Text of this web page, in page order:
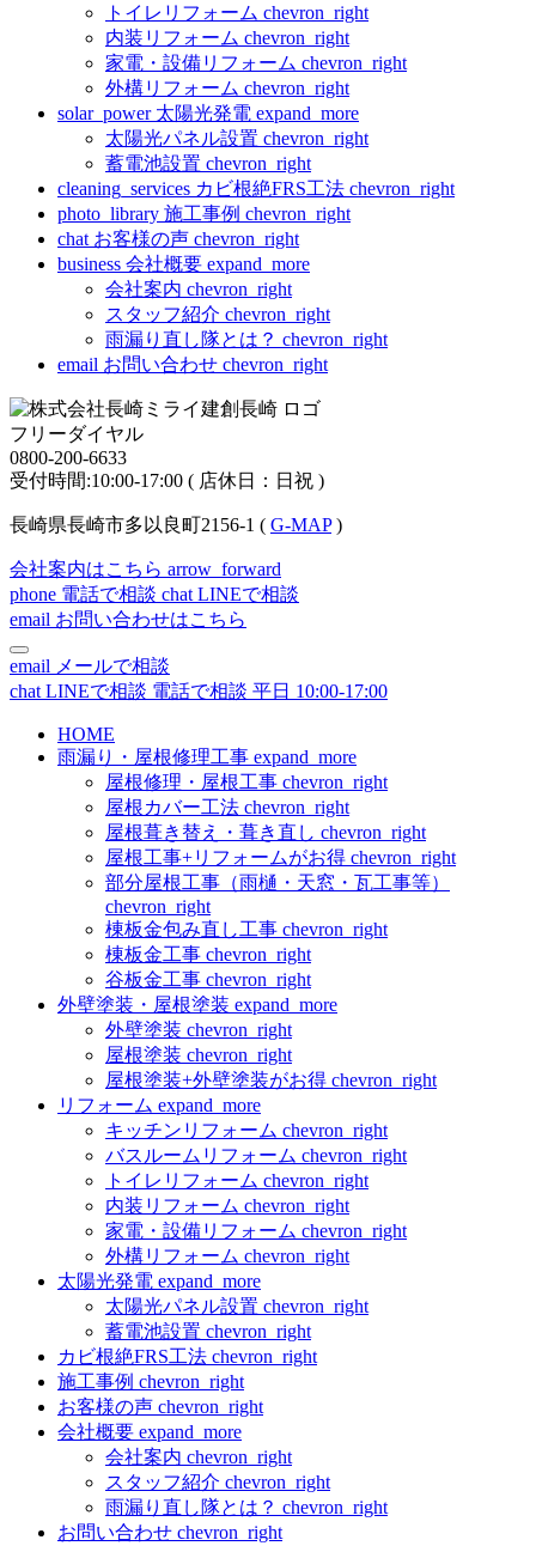
トイレリフォーム chevron_right
内装リフォーム chevron_right
家電・設備リフォーム chevron_right
外構リフォーム chevron_right
solar_power 太陽光発電 expand_more
太陽光パネル設置 chevron_right
蓄電池設置 chevron_right
cleaning_services カビ根絶FRS工法 chevron_right
photo_library 施工事例 chevron_right
chat お客様の声 chevron_right
business 会社概要 expand_more
会社案内 chevron_right
スタッフ紹介 chevron_right
雨漏り直し隊とは？ chevron_right
email お問い合わせ chevron_right
フリーダイヤル
0800-200-6633
受付時間:10:00-17:00 ( 店休日：日祝 )
長崎県長崎市多以良町2156-1 ( G-MAP)
会社案内はこちら arrow_forward
phone 電話で相談 chat LINEで相談
email お問い合わせはこちら
email メールで相談
chat LINEで相談 電話で相談 平日 10:00-17:00
HOME
雨漏り・屋根修理工事 expand_more
屋根修理・屋根工事 chevron_right
屋根カバー工法 chevron_right
屋根葺き替え・葺き直し chevron_right
屋根工事+リフォームがお得 chevron_right
部分屋根工事（雨樋・天窓・瓦工事等）
chevron_right
棟板金包み直し工事 chevron_right
棟板金工事 chevron_right
谷板金工事 chevron_right
外壁塗装・屋根塗装 expand_more
外壁塗装 chevron_right
屋根塗装 chevron_right
屋根塗装+外壁塗装がお得 chevron_right
リフォーム expand_more
キッチンリフォーム chevron_right
バスルームリフォーム chevron_right
トイレリフォーム chevron_right
内装リフォーム chevron_right
家電・設備リフォーム chevron_right
外構リフォーム chevron_right
太陽光発電 expand_more
太陽光パネル設置 chevron_right
蓄電池設置 chevron_right
カビ根絶FRS工法 chevron_right
施工事例 chevron_right
お客様の声 chevron_right
会社概要 expand_more
会社案内 chevron_right
スタッフ紹介 chevron_right
雨漏り直し隊とは？ chevron_right
お問い合わせ chevron_right